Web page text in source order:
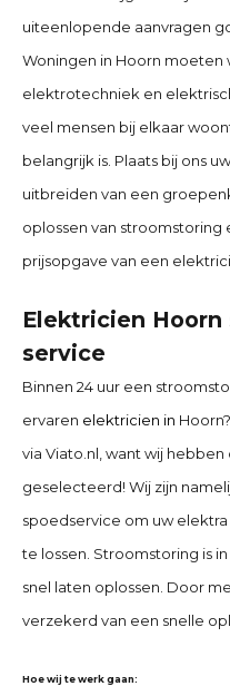
uiteenlopende aanvragen
Woningen in Hoorn moeten
elektrotechniek en
veel mensen bij elkaar
belangrijk is. Plaats bij ons
uitbreiden van een
oplossen van stroomstoring
prijsopgave van een
Elektricien
service
Binnen 24 uur een
ervaren elektricien in
via Viato.nl, want wij
geselecteerd! Wij zijn
spoedservice om uw
te lossen. Stroomstoring is
snel laten oplossen. Door
verzekerd van een snelle
Hoe wij te werk gaan: